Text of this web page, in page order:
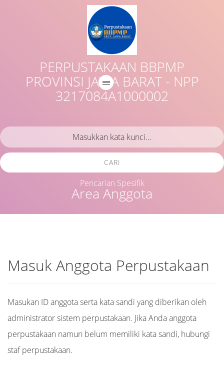
PERPUSTAKAAN BBPMP
PROVINSI JAWA BARAT - NPP
3217084A1000002
Area Anggota
CARI
Pencarian Spesifik
Masuk Anggota Perpustakaan
Masukan ID anggota serta kata sandi yang diberikan oleh
administrator sistem perpustakaan. Jika Anda anggota
perpustakaan namun belum memiliki kata sandi, hubungi
staf perpustakaan.